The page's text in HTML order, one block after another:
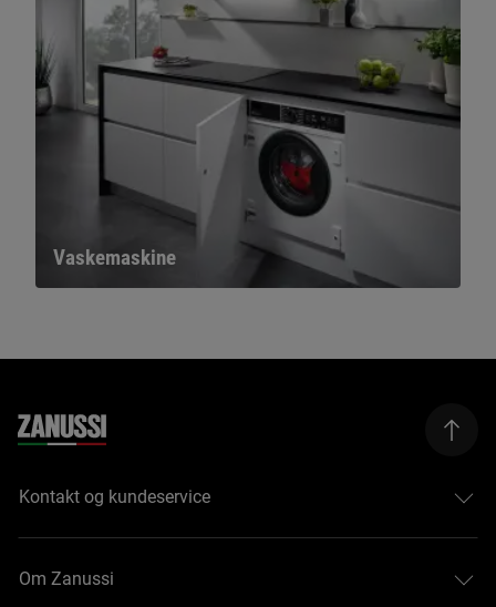
Vaskemaskine
Kontakt og kundeservice
Om Zanussi